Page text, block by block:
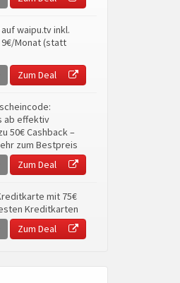
waipu.tv inkl.
Monat (statt
Zum Deal
ab effektiv
50€ Cashback –
zum Bestpreis
Zum Deal
mit 75€
Kreditkarten
Zum Deal